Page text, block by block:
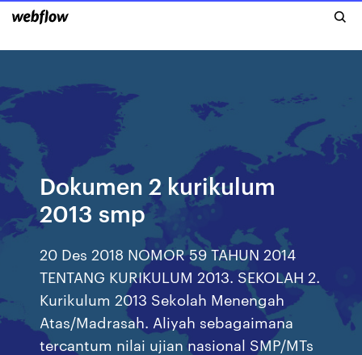
Dokumen 2 kurikulum
2013 smp
20 Des 2018 NOMOR 59 TAHUN 2014
TENTANG KURIKULUM 2013. SEKOLAH 2.
Kurikulum 2013 Sekolah Menengah
Atas/Madrasah. Aliyah sebagaimana
tercantum nilai ujian nasional SMP/MTs